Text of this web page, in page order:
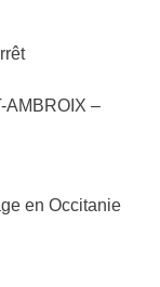
AMBROIX –
en Occitanie